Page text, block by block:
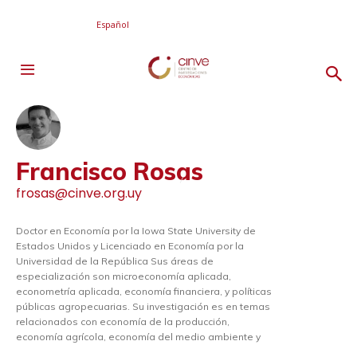
Español
Francisco Rosas
frosas@cinve.org.uy
Doctor en Economía por la Iowa State University de
Estados Unidos y Licenciado en Economía por la
Universidad de la República Sus áreas de
especialización son microeconomía aplicada,
econometría aplicada, economía financiera, y políticas
públicas agropecuarias. Su investigación es en temas
relacionados con economía de la producción,
economía agrícola, economía del medio ambiente y